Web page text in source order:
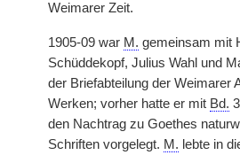
Weimarer Zeit.
1905-09 war M. gemeinsam mit
Schüddekopf, Julius Wahl und
der Briefabteilung der Weimarer
Werken; vorher hatte er mit Bd.
den Nachtrag zu Goethes
Schriften vorgelegt. M. lebte in